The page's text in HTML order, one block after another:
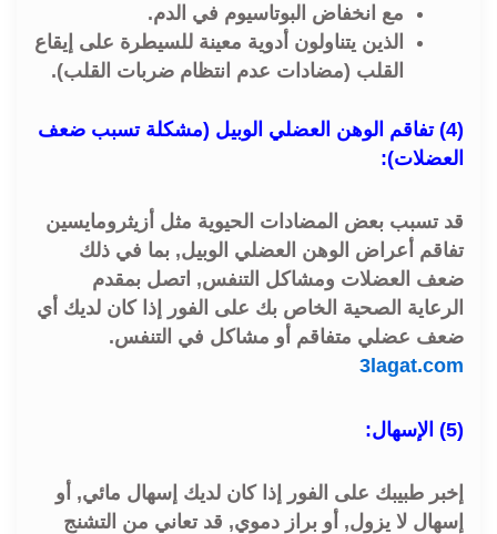
مع انخفاض البوتاسيوم في الدم.
الذين يتناولون أدوية معينة للسيطرة على إيقاع
القلب (مضادات عدم انتظام ضربات القلب).
(4) تفاقم الوهن العضلي الوبيل (مشكلة تسبب ضعف
العضلات):
قد تسبب بعض المضادات الحيوية مثل أزيثرومايسين
تفاقم أعراض الوهن العضلي الوبيل, بما في ذلك
ضعف العضلات ومشاكل التنفس, اتصل بمقدم
الرعاية الصحية الخاص بك على الفور إذا كان لديك أي
ضعف عضلي متفاقم أو مشاكل في التنفس.
3lagat.com
(5) الإسهال:
إخبر طبيبك على الفور إذا كان لديك إسهال مائي, أو
إسهال لا يزول, أو براز دموي, قد تعاني من التشنج